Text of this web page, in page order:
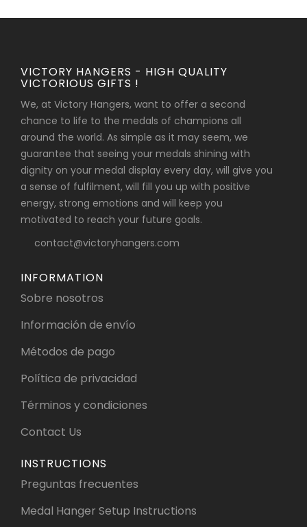
VICTORY HANGERS - HIGH QUALITY
VICTORIOUS GIFTS !
We, at Victory Hangers, want to offer a second
chance to life to the medals of champions all
around the world. As simple as it may seem, we
guarantee that seeing your medals shining with
dignity on your medal display every day, will give you
a sense of fulfilment, will fill you up with positive
energy, strong emotions and will keep you
motivated to reach your future goals.
contact@victoryhangers.com
INFORMATION
Sobre nosotros
Información de envío
Métodos de pago
Política de privacidad
Términos y condiciones
Contact Us
INSTRUCTIONS
Preguntas frecuentes
Medal Hanger Setup Instructions